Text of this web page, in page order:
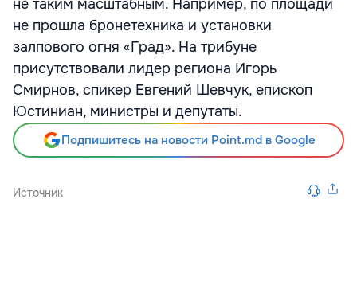
не таким масштабным. Например, по площади
не прошла бронетехника и установки
залпового огня «Град». На трибуне
присутствовали лидер региона Игорь
Смирнов, спикер Евгений Шевчук, епископ
Юстиниан, министры и депутаты.
Подпишитесь на новости Point.md в Google
Источник